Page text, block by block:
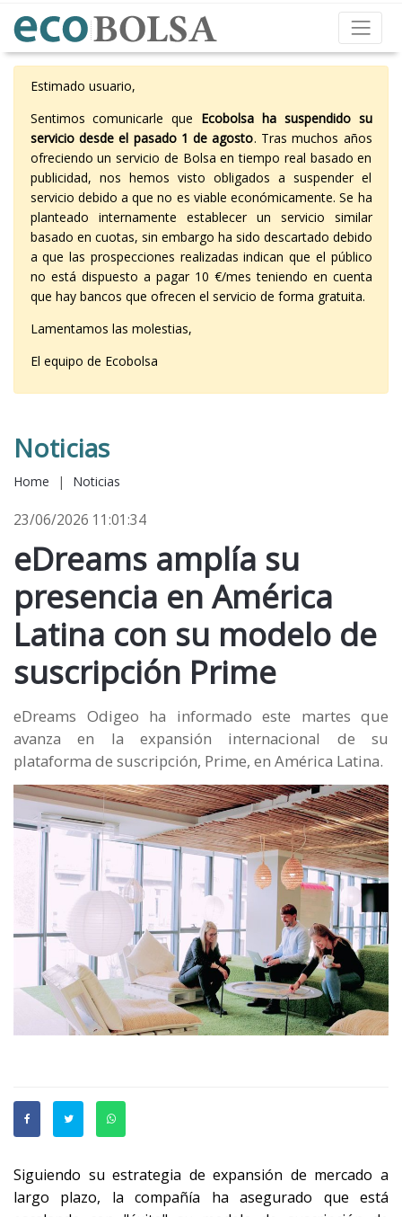
Estimado usuario,
Sentimos comunicarle que Ecobolsa ha suspendido su
servicio desde el pasado 1 de agosto. Tras muchos años
ofreciendo un servicio de Bolsa en tiempo real basado en
publicidad, nos hemos visto obligados a suspender el
servicio debido a que no es viable económicamente. Se ha
planteado internamente establecer un servicio similar
basado en cuotas, sin embargo ha sido descartado debido
a que las prospecciones realizadas indican que el público
no está dispuesto a pagar 10 €/mes teniendo en cuenta
que hay bancos que ofrecen el servicio de forma gratuita.
Lamentamos las molestias,
El equipo de Ecobolsa
Noticias
Home | Noticias
23/06/2026 11:01:34
eDreams amplía su
presencia en América
Latina con su modelo de
suscripción Prime
eDreams Odigeo ha informado este martes que
avanza en la expansión internacional de su
plataforma de suscripción, Prime, en América Latina.
Siguiendo su estrategia de expansión de mercado a
largo plazo, la compañía ha asegurado que está